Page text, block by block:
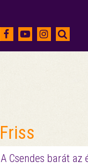
Friss
A Csendes barát az